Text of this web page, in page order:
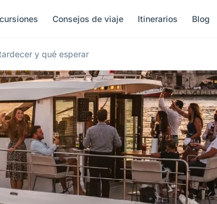
Consejos de viaje Itinerarios Blog
y qué esperar